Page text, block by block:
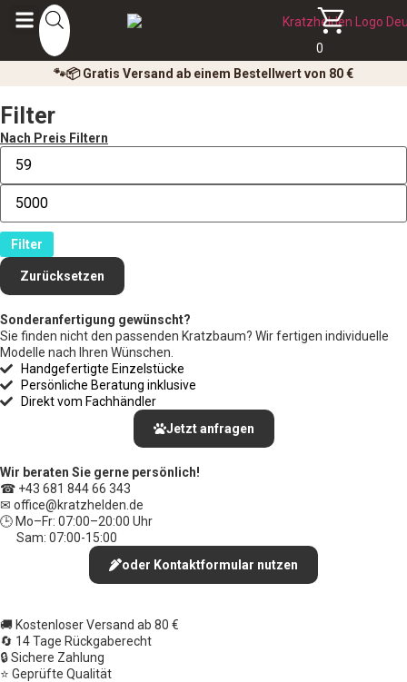
0
🐾📦 Gratis Versand ab einem Bestellwert von 80 €
Filter
Nach Preis Filtern
Filter
Zurücksetzen
Sonderanfertigung gewünscht?
Sie finden nicht den passenden Kratzbaum? Wir fertigen individuelle
Modelle nach Ihren Wünschen.
Handgefertigte Einzelstücke
Persönliche Beratung inklusive
Direkt vom Fachhändler
Jetzt anfragen
Wir beraten Sie gerne persönlich!
☎ +43 681 844 66 343
✉ office@kratzhelden.de
🕒 Mo–Fr: 07:00–20:00 Uhr
Sam: 07:00-15:00
oder Kontaktformular nutzen
🚚 Kostenloser Versand ab 80 €
🔄 14 Tage Rückgaberecht
🔒 Sichere Zahlung
⭐ Geprüfte Qualität